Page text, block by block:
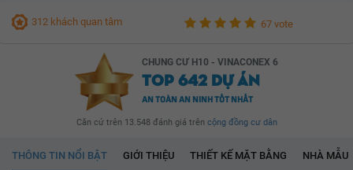
312 khách quan tâm 67 vote
CHUNG CƯ H10 - VINACONEX 6
TOP 642 DỰ ÁN
AN TOÀN AN NINH TỐT NHẤT
Căn cứ trên 13.548 đánh giá trên cộng đồng cư dân
THÔNG TIN NỔI BẬT GIỚI THIỆU THIẾT KẾ MẶT BẰNG NHÀ MẪU